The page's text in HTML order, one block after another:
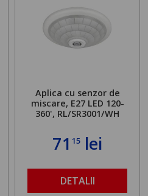
Aplica cu senzor de
miscare, E27 LED 120-
360', RL/SR3001/WH
7115 lei
DETALII